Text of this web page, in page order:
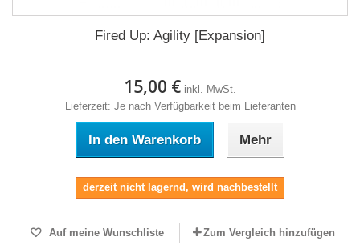
Fired Up: Agility [Expansion]
15,00 € inkl. MwSt.
Lieferzeit: Je nach Verfügbarkeit beim Lieferanten
In den Warenkorb Mehr
derzeit nicht lagernd, wird nachbestellt
Auf meine Wunschliste Zum Vergleich hinzufügen